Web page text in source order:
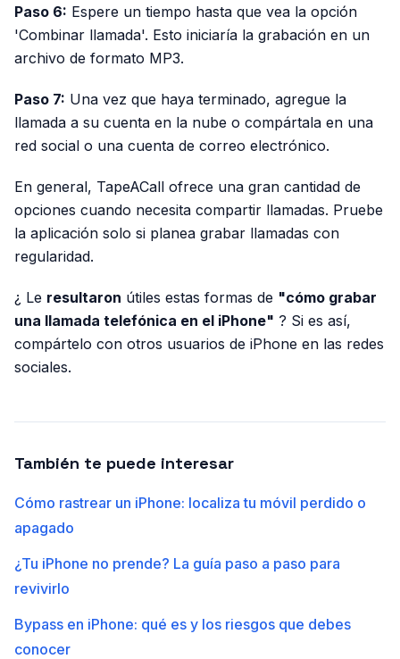
Paso 6: Espere un tiempo hasta que vea la opción
'Combinar llamada'. Esto iniciaría la grabación en un
archivo de formato MP3.
Paso 7: Una vez que haya terminado, agregue la
llamada a su cuenta en la nube o compártala en una
red social o una cuenta de correo electrónico.
En general, TapeACall ofrece una gran cantidad de
opciones cuando necesita compartir llamadas. Pruebe
la aplicación solo si planea grabar llamadas con
regularidad.
¿ Le resultaron útiles estas formas de "cómo grabar
una llamada telefónica en el iPhone" ? Si es así,
compártelo con otros usuarios de iPhone en las redes
sociales.
También te puede interesar
Cómo rastrear un iPhone: localiza tu móvil perdido o
apagado
¿Tu iPhone no prende? La guía paso a paso para
revivirlo
Bypass en iPhone: qué es y los riesgos que debes
conocer